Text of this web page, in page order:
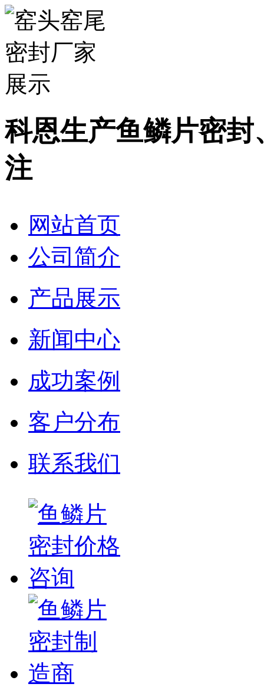
科恩生产鱼鳞片密
注
网站首页
公司简介
产品展示
新闻中心
成功案例
客户分布
联系我们